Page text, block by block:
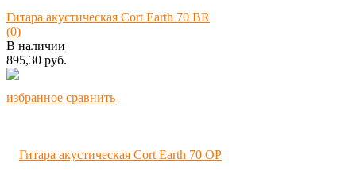
избранное сравнить
Гитара акустическая Cort Earth 70 BR
(0)
В наличии
895,30 руб.